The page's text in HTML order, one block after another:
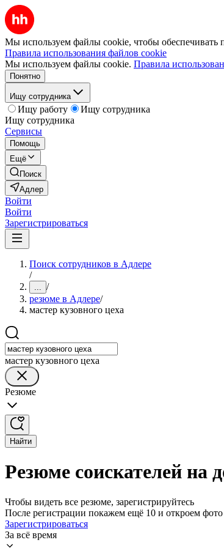
Мы используем файлы cookie, чтобы обеспечивать
Правила использования файлов cookie
Мы используем файлы cookie. Правила
Понятно
Ищу сотрудника
Ищу работу
Ищу сотрудника
Ищу сотрудника
Сервисы
Помощь
Ещё
Поиск
Адлер
Войти
Войти
Зарегистрироваться
Поиск сотрудников в Адлере
/
... /
резюме в Адлере/
мастер кузовного цеха
мастер кузовного цеха
Резюме
Найти
Резюме соискателей на
Чтобы видеть все резюме, зарегистрируйтесь
После регистрации покажем ещё 10 и откроем фото
Зарегистрироваться
За всё время